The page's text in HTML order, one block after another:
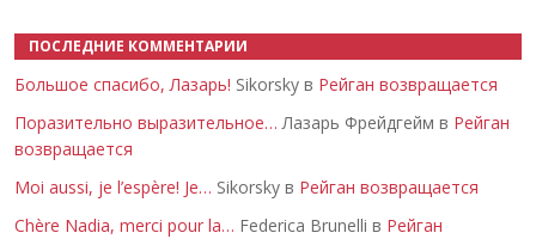
ПОСЛЕДНИЕ КОММЕНТАРИИ
Большое спасибо, Лазарь! Sikorsky в Рейган возвращается
Поразительно выразительное… Лазарь Фрейдгейм в Рейган
возвращается
Moi aussi, je l’espère! Je… Sikorsky в Рейган возвращается
Chère Nadia, merci pour la… Federica Brunelli в Рейган